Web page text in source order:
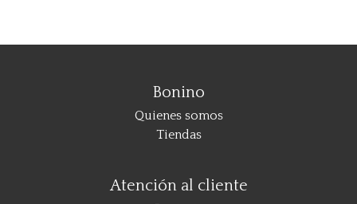
Bonino
Quienes somos
Tiendas
Atención al cliente